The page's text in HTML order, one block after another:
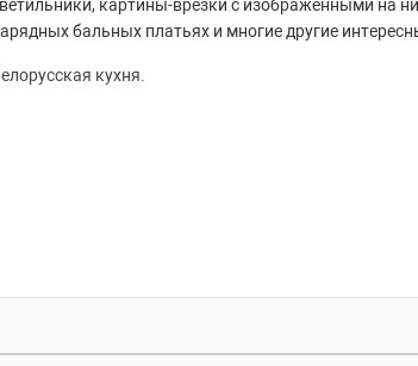
картины-врезки с изображенными на
бальных платьях и многие другие
кухня.